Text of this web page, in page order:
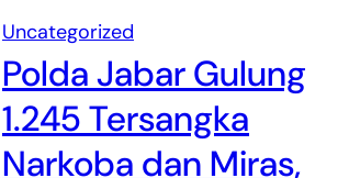
Uncategorized
Polda Jabar Gulung
1.245 Tersangka
Narkoba dan Miras,